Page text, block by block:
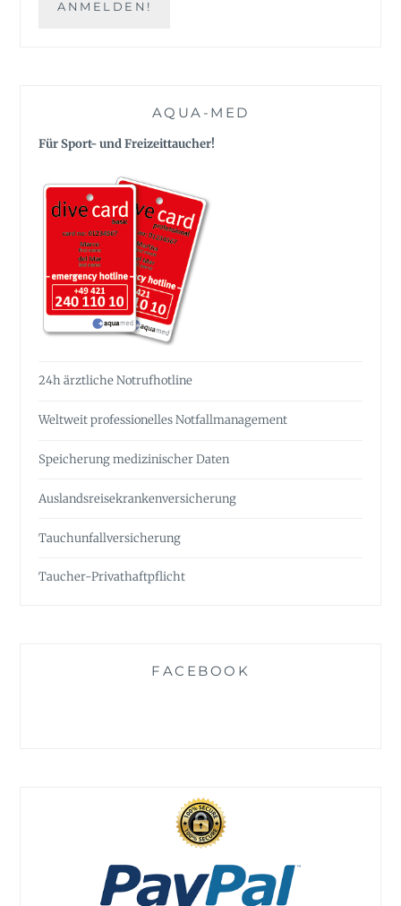
AQUA-MED
Für Sport- und Freizeittaucher!
24h ärztliche Notrufhotline
Weltweit professionelles Notfall­management
Speicherung medizinischer Daten
Auslandsreise­krankenversicherung
Tauchunfall­versicherung
Taucher-Privathaftpflicht
FACEBOOK